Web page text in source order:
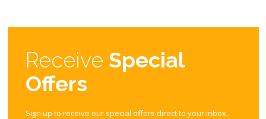
Receive Special
Offers
Sign up to receive our special offers direct to your inbox.